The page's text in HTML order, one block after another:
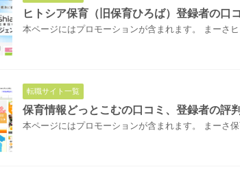
ヒトシア保育（旧保育ひろば）登録者の口
本ページにはプロモーションが含まれます。 まーさ
転職サイト一覧
保育情報どっとこむの口コミ、登録者の評
本ページにはプロモーションが含まれます。 まーさ